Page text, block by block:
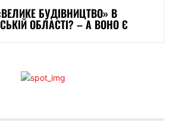
БУДІВНИЦТВО» В
ОБЛАСТІ? – А ВОНО Є